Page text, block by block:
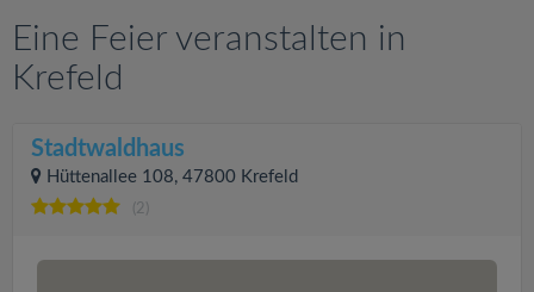
Eine Feier veranstalten in
Krefeld
Stadtwaldhaus
Hüttenallee 108, 47800 Krefeld
(2)